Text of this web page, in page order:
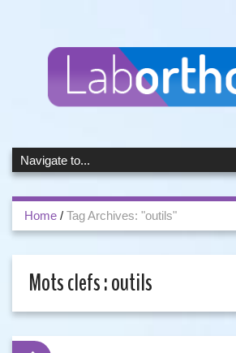
Home / Tag Archives: "outils"
Mots clefs :outils